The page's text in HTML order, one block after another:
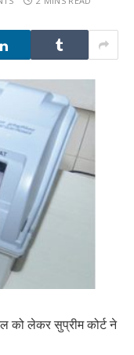
को लेकर सुप्रीम कोर्ट ने